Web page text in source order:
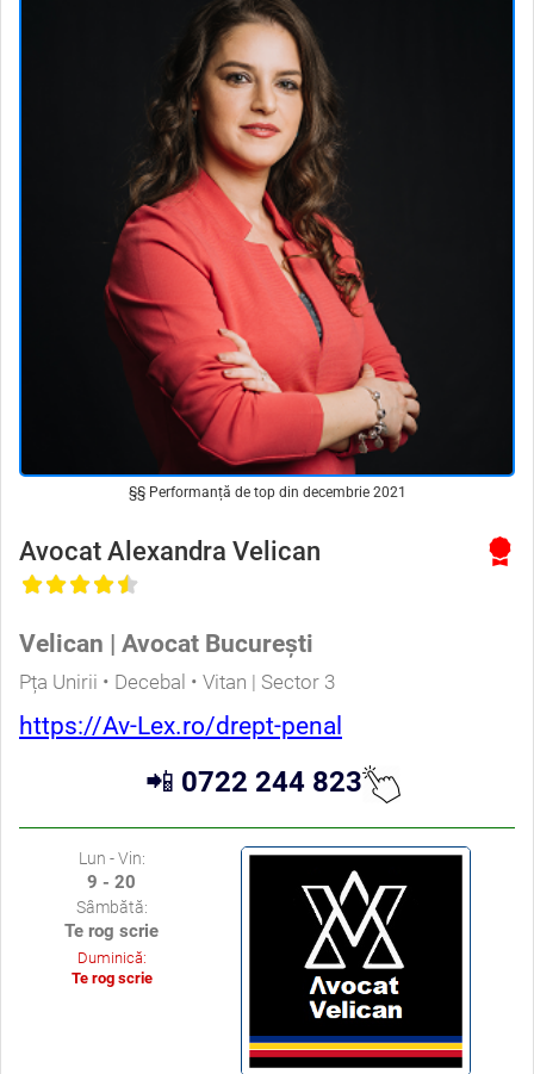
§§ Performanță de top din decembrie 2021
Avocat Alexandra Velican
Velican | Avocat București
Pța Unirii • Decebal • Vitan | Sector 3
https://Av-Lex.ro/drept-penal
📲 0722 244 823
Lun - Vin:
9 - 20
Sâmbătă:
Te rog scrie
Duminică:
Te rog scrie